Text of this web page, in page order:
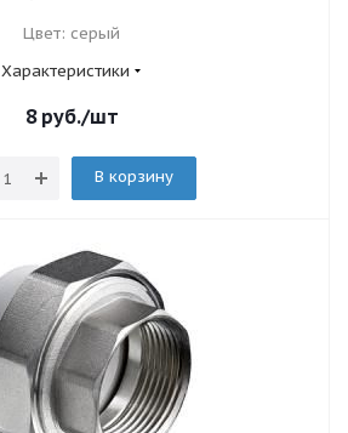
Цвет: серый
Характеристики
8руб./шт
В корзину